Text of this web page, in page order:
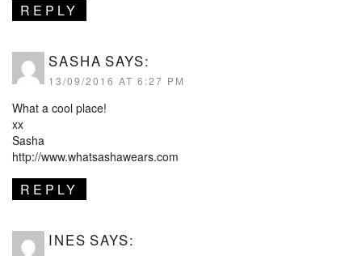
REPLY
SASHA SAYS:
13/09/2016 AT 6:27 PM
What a cool place!
xx
Sasha
http://www.whatsashawears.com
REPLY
INES SAYS: